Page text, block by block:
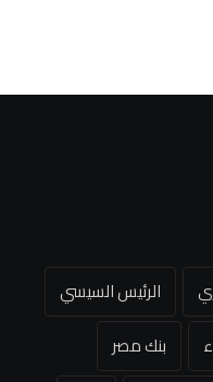
الرئيس السيسي
بنك مصر